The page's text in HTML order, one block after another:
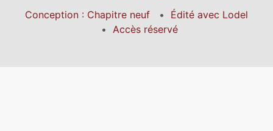
Conception : Chapitre neuf
Édité avec Lodel
Accès réservé